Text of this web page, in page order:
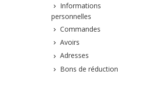
Informations
personnelles
Commandes
Avoirs
Adresses
Bons de réduction